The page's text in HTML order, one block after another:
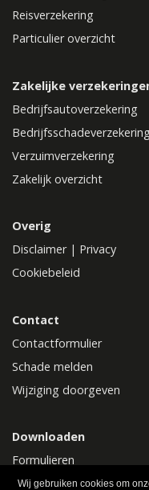
Wij gebruiken cookies om
Reisverzekering
Particulier overzicht
Zakelijke
Bedrijfsautoverzekering
Bedrijfsschadeverzekering
Verzuimverzekering
Zakelijk overzicht
Overig
Disclaimer| Privacy
Cookiebeleid
Contact
Contactformulier
Schade melden
Wijziging doorgeven
Downloaden
Formulieren
Polisvoorwaarden